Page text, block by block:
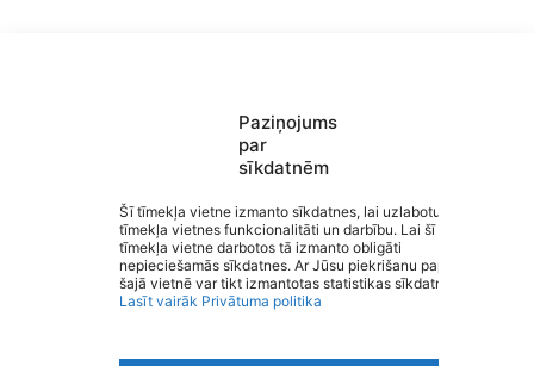
Paziņojums
par
sīkdatnēm
Šī tīmekļa vietne izmanto sīkdatnes, lai uzlabotu
tīmekļa vietnes funkcionalitāti un darbību. Lai šī
tīmekļa vietne darbotos tā izmanto obligāti
nepieciešamās sīkdatnes. Ar Jūsu piekrišanu papildus
šajā vietnē var tikt izmantotas statistikas sīkdatnes.
Lasīt vairāk Privātuma politika
Matīšu pamatskola
Izvēlne
Ātrās saites
Sociālie tīkli